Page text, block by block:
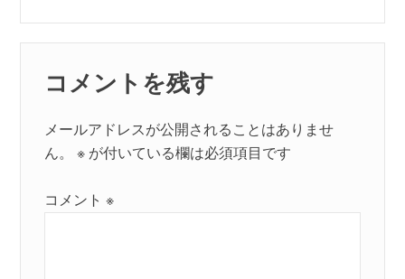
コメントを残す
メールアドレスが公開されることはありませ
ん。
※ が付いている欄は必須項目です
コメント※